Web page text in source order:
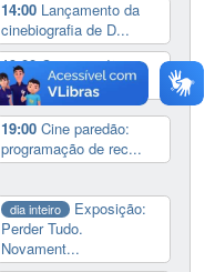
14:00 Lançamento da
cinebiografia de D...
19:00Cine paredão:
programação de rec...
19:00Cine paredão:
programação de rec...
dia inteiro
Exposição:
Perder Tudo.
Novament...